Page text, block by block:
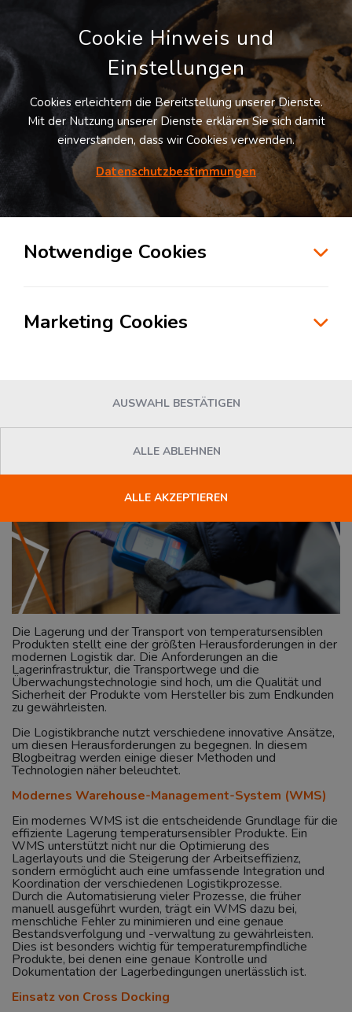
Suche
temperatursensible Produkte
Florian Loesser Dienstag, 30. April 2024
Die Lagerung und der Transport von temperatursensiblen
Produkten stellt eine der größten Herausforderungen in der
modernen Logistik dar. Die Anforderungen an die
Lagerinfrastruktur, die Transportwege und die
Überwachungstechnologie sind hoch, um die Qualität und
Sicherheit der Produkte vom Hersteller bis zum Endkunden
zu gewährleisten.
Die Logistikbranche nutzt verschiedene innovative Ansätze,
um diesen Herausforderungen zu begegnen. In diesem
Blogbeitrag werden einige dieser Methoden und
Technologien näher beleuchtet.
Modernes Warehouse-Management-System (WMS)
Ein modernes WMS ist die entscheidende Grundlage für die
effiziente Lagerung temperatursensibler Produkte. Ein
WMS unterstützt nicht nur die Optimierung des
Lagerlayouts und die Steigerung der Arbeitseffizienz,
sondern ermöglicht auch eine umfassende Integration und
Koordination der verschiedenen Logistikprozesse.
Durch die Automatisierung vieler Prozesse, die früher
manuell ausgeführt wurden, trägt ein WMS dazu bei,
menschliche Fehler zu minimieren und eine genaue
Bestandsverfolgung und -verwaltung zu gewährleisten.
Dies ist besonders wichtig für temperaturempfindliche
Produkte, bei denen eine genaue Kontrolle und
Dokumentation der Lagerbedingungen unerlässlich ist.
Einsatz von Cross Docking
Cookie Hinweis und
Einstellungen
Cookies erleichtern die Bereitstellung unserer Dienste.
Mit der Nutzung unserer Dienste erklären Sie sich damit
einverstanden, dass wir Cookies verwenden.
Datenschutzbestimmungen
Notwendige Cookies
Marketing Cookies
AUSWAHL BESTÄTIGEN
ALLE ABLEHNEN
ALLE AKZEPTIEREN